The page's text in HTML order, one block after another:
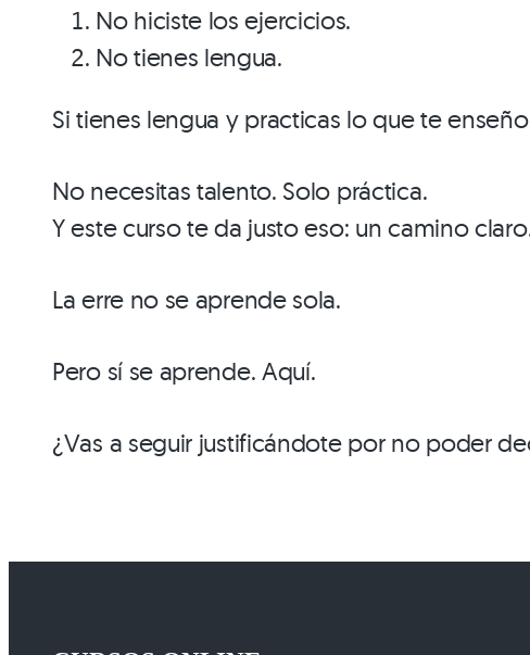
No hiciste los ejercicios.
No tienes lengua.
Si tienes lengua y practicas lo que te
No necesitas talento. Solo práctica.
Y este curso te da justo eso: un camino
La erre no se aprende sola.
Pero sí se aprende. Aquí.
¿Vas a seguir justificándote por no poder